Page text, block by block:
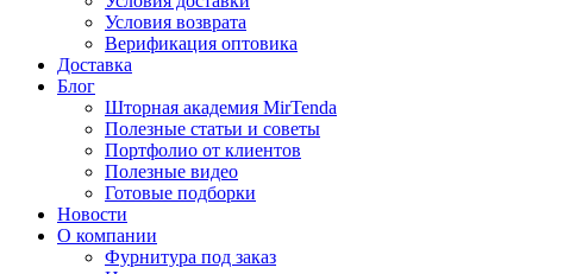
Условия возврата
Верификация оптовика
Доставка
Блог
Шторная академия MirTenda
Полезные статьи и советы
Портфолио от клиентов
Полезные видео
Готовые подборки
Новости
О компании
Фурнитура под заказ